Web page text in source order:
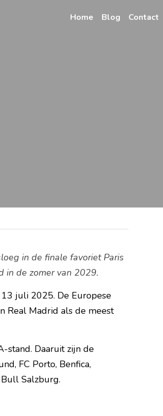
Home Blog Contact
in de finale favoriet Paris
in de zomer van 2029.
juli 2025. De Europese
Real Madrid als de meest
stand. Daaruit zijn de
FC Porto, Benfica,
Salzburg.